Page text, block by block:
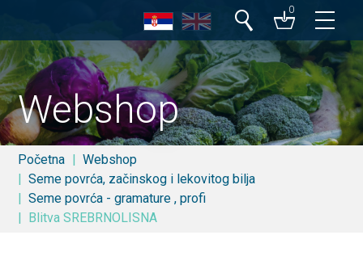
0
Pretraga
Webshop
Početna
Webshop
Seme povrća, začinskog i lekovitog bilja
Seme povrća - gramature , profi
Blitva SREBRNOLISNA